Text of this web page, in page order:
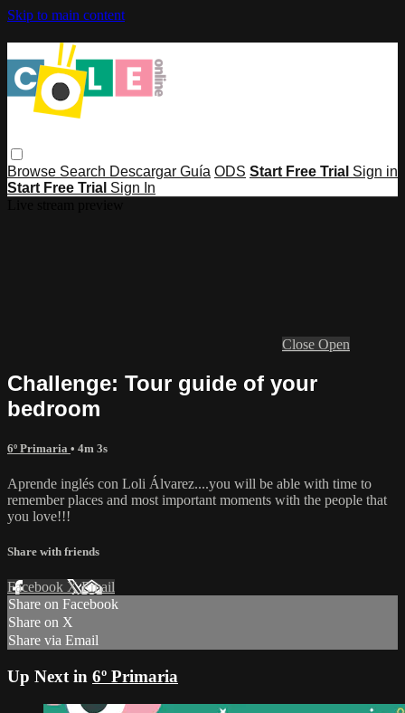
Skip to main content
Browse Search Descargar Guía ODS Start Free Trial Sign in
Start Free Trial Sign In
Close Open
Challenge: Tour guide of your
bedroom
6º Primaria • 4m 3s
Aprende inglés con Loli Álvarez....you will be able with time to
remember places and most important moments with the people that
you love!!!
Share with friends
Facebook XEmail
Share on Facebook
Share on X
Share via Email
Up Next in 6º Primaria